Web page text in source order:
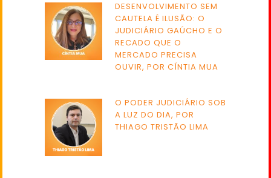
DESENVOLVIMENTO SEM
CAUTELA É ILUSÃO: O
JUDICIÁRIO GAÚCHO E O
RECADO QUE O
MERCADO PRECISA
OUVIR, POR CÍNTIA MUA
O PODER JUDICIÁRIO SOB
A LUZ DO DIA, POR
THIAGO TRISTÃO LIMA